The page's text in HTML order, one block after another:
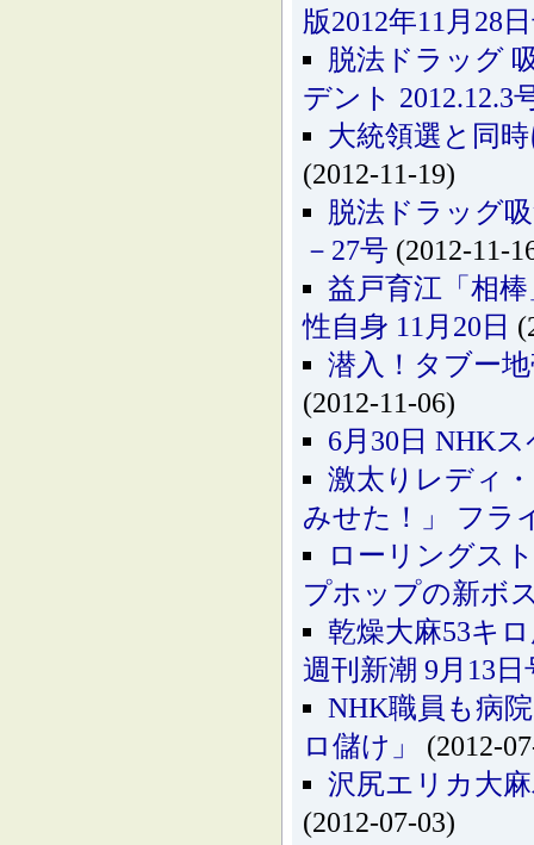
版2012年11月28
脱法ドラッグ
デント 2012.12.3
大統領選と同
(2012-11-19)
脱法ドラッグ
－27号 (2012-11-
益戸育江「相
性自身 11月20日
潜入！タブー
(2012-11-06)
6月30日 NHK
激太りレディ
みせた！」 フラ
ローリングス
プホップの新ボ
乾燥大麻53キ
週刊新潮 9月13日
NHK職員も病
ロ儲け」
(2012-
沢尻エリカ大
(2012-07-03)